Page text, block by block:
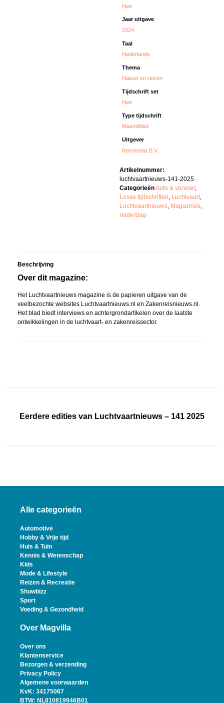
Nee
Jaar uitgave
2024
Taal
Nederlands
Thema
Natuur en reizen
Tijdschrift set
Nee
Type tijdschrift
Maandblad
Uitgever
Reismedia B.V.
Artikelnummer:
luchtvaartnieuws-141-2025
CategorieënAuto & vervoer,
Losse tijdschriften, Luchtvaart,
Luchtvaartnieuws, Magazines,
Vaderdag
Beschrijving
Over dit magazine:
Het Luchtvaartnieuws magazine is de papieren uitgave van de
veelbezochte websites Luchtvaartnieuws.nl en Zakenreisnieuws.nl.
Het blad biedt interviews en achtergrondartikelen over de laatste
ontwikkelingen in de luchtvaart- en zakenreissector.
Eerdere edities van Luchtvaartnieuws – 141 2025
Alle categorieën
Automotive
Hobby & Vrije tijd
Huis & Tuin
Kennis & Wetenschap
Kids
Mode & Lifestyle
Reizen & Recreatie
Showbizz
Sport
Voeding & Gezondheid
Over Magvilla
Over ons
Klantenservice
Bezorgen & verzending
Privacy Policy
Algemene voorwaarden
KvK: 34175067
BTW: NL810819946B01